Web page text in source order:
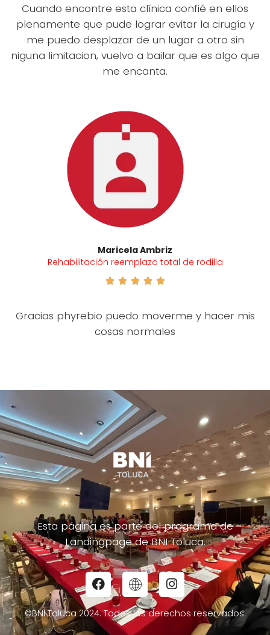
Cuando encontre esta clínica confié en ellos
plenamente que pude lograr evitar la cirugía y
me puedo desplazar de un lugar a otro sin
niguna limitacion, vuelvo a bailar que es algo que
me encanta.
Maricela Ambriz
Rehabilitación reemplazo total de rodilla
    
Gracias phyrebio puedo moverme y hacer mis
cosas normales
Esta página es parte del programa de
Landingpage de BNI Toluca.
©BNI Toluca 2024. Todos los derechos reservados.